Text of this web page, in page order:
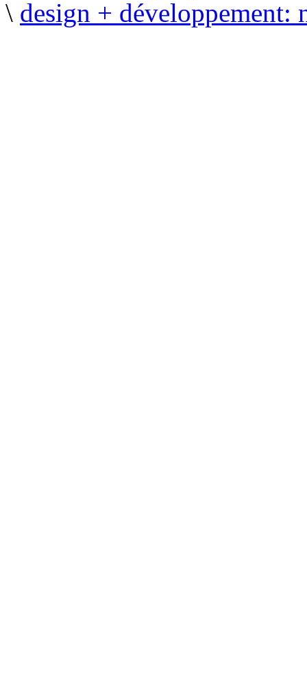
\ design + développement: